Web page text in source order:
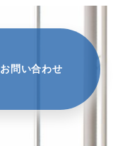
お問い合わせ